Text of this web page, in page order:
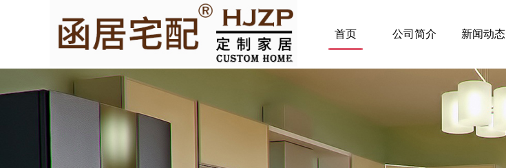
首页 公司简介 新闻动态